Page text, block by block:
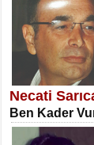
NECLA
Öğretmenler
Necati
Ben Kader